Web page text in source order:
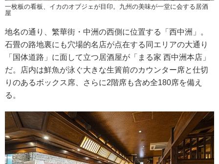
一枚板の看板、イカのオブジェが目印。九州の美味が一堂に会する居酒
屋
地名の通り、繁華街・中洲の西側に位置する「西中洲」。
石畳の路地裏にも穴場的名店が点在する同エリアの大通り
「国体道路」に面して立つ居酒屋が「まる家 西中洲本店」
だ。店内は鮮魚が泳ぐ大きな生簀前のカウンター席と仕切
りのあるボックス席、さらに2階席も含め全180席を備え
る。